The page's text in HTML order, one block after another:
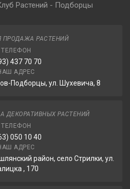
Растений - Подборцы
ПРОДАЖА РАСТЕНИЙ
ТЕЛЕФОН
437 70 70
АДРЕС
Подборцы, ул. Шухевича, 8
ДЕКОРАТИВНЫХ РАСТЕНИЙ
ТЕЛЕФОН
050 10 40
АДРЕС
район, село Стрилки, ул.
, 170